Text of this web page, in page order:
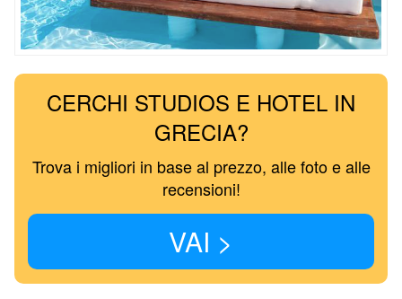
CERCHI STUDIOS E HOTEL IN
GRECIA?
Trova i migliori in base al prezzo, alle foto e alle
recensioni!
VAI >